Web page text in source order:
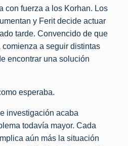
con fuerza a los Korhan. Los
y Ferit decide actuar
tarde. Convencido de que
a seguir distintas
encontrar una solución
esperaba.
investigación acaba
todavía mayor. Cada
aún más la situación